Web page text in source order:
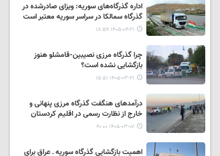
اداره گذرگاه‌های سوریه: ویزای صادرشده در
گذرگاه سمالکا در سراسر سوریه معتبر است
۱۴۰۵-۰۴-۲۱ ۱۸:۵۹
چرا گذرگاه مرزی نصیبین-قامشلو هنوز
بازگشایی نشده است؟
۱۴۰۵-۰۳-۲۱ ۱۵:۵۱
درآمدهای هنگفت گذرگاه مرزی پنهانی و
خارج از نظارت رسمی در اقلیم کردستان
۱۴۰۵-۰۳-۰۷ ۲۰:۰۰
اهمیت بازگشایی گذرگاه سوریه ـ عراق برای